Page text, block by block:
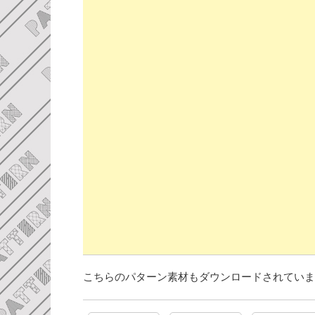
こちらのパターン素材もダウンロードされてい